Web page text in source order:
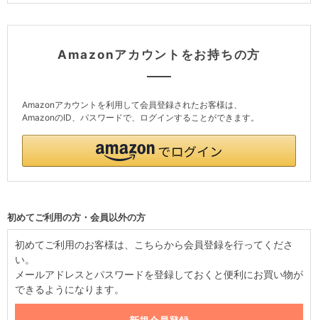
Amazonアカウントをお持ちの方
Amazonアカウントを利用して会員登録されたお客様は、
AmazonのID、パスワードで、ログインすることができます。
初めてご利用の方・会員以外の方
初めてご利用のお客様は、こちらから会員登録を行ってくださ
い。
メールアドレスとパスワードを登録しておくと便利にお買い物が
できるようになります。